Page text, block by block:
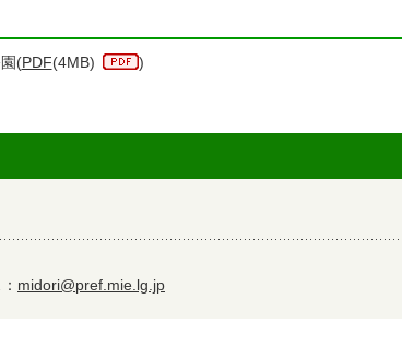
(PDF(4MB) )
midori@pref.mie.lg.jp